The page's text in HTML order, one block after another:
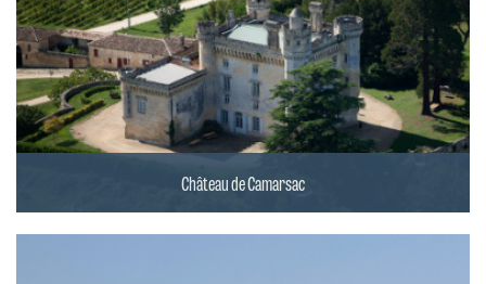
Château de Camarsac